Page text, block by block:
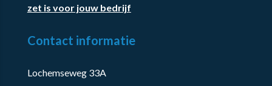
zet is voor jouw bedrijf
Contact informatie
Lochemseweg 33A